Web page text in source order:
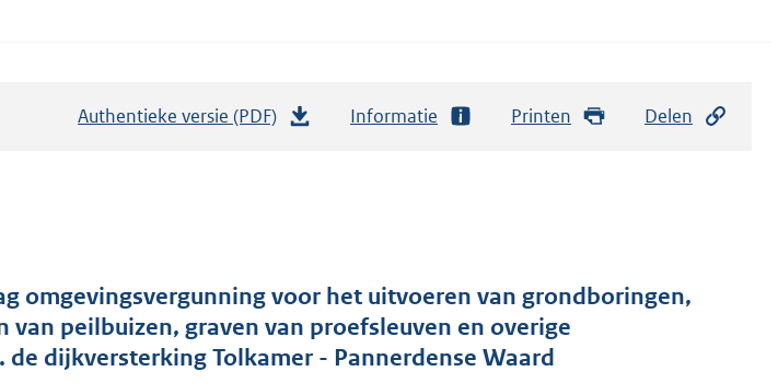
Authentieke versie (PDF)
d
s
g
Informatie Printen Delen
omgevingsvergunning voor het uitvoeren van grondboringen,
van peilbuizen, graven van proefsleuven en overige
de dijkversterking Tolkamer - Pannerdense Waard